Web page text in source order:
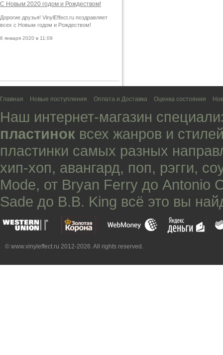
С Новым 2020 годом и Рождеством!
Дорогие друзья! VinylEffect.ru поздравляет
всех с Новым годом и Рождеством!
6 января 2020 в 11:09
Главная Новые поступления Оплата и Доставка Оценка состояния
Наш интернет-магазин
пластинок всех жанров и
пластинки самых разных
хип-хоп, авангард, поп, рэгги,
Mode, от Bryan Ferry до Antonio
Sade до B.B. King всё это вы
© www.vinyleffect.ru 2012-2026. All rights reserved.